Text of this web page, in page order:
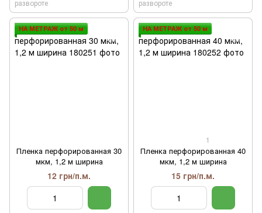
развороте развороте
НА МЕТРАЖ от 50 м
Пленка перфорированная 30
мкм, 1,2 м ширина
12 грн/п.м.
НА МЕТРАЖ от 50 м
1
Пленка перфорированная 40
мкм, 1,2 м ширина
15 грн/п.м.